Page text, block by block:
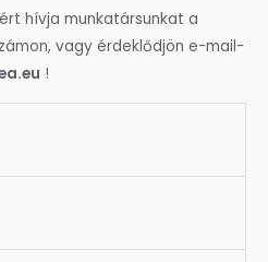
hívja munkatársunkat a
vagy érdeklődjön e-mail-
!